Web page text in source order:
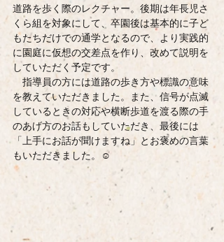
道路を歩く際のレクチャー。後期は年長児さ
くら組を対象にして、卒園後は基本的に子ど
もたちだけでの通学となるので、より実践的
に園庭に仮想の交差点を作り、改めて説明を
していただく予定です。
指導員の方には道路の歩き方や標識の意味
を教えていただきました。また、信号が点滅
しているときの対応や横断歩道を渡る際の手
のあげ方のお話もしていただき、最後には
「上手にお話が聞けますね」とお褒めの言葉
もいただきました。☺